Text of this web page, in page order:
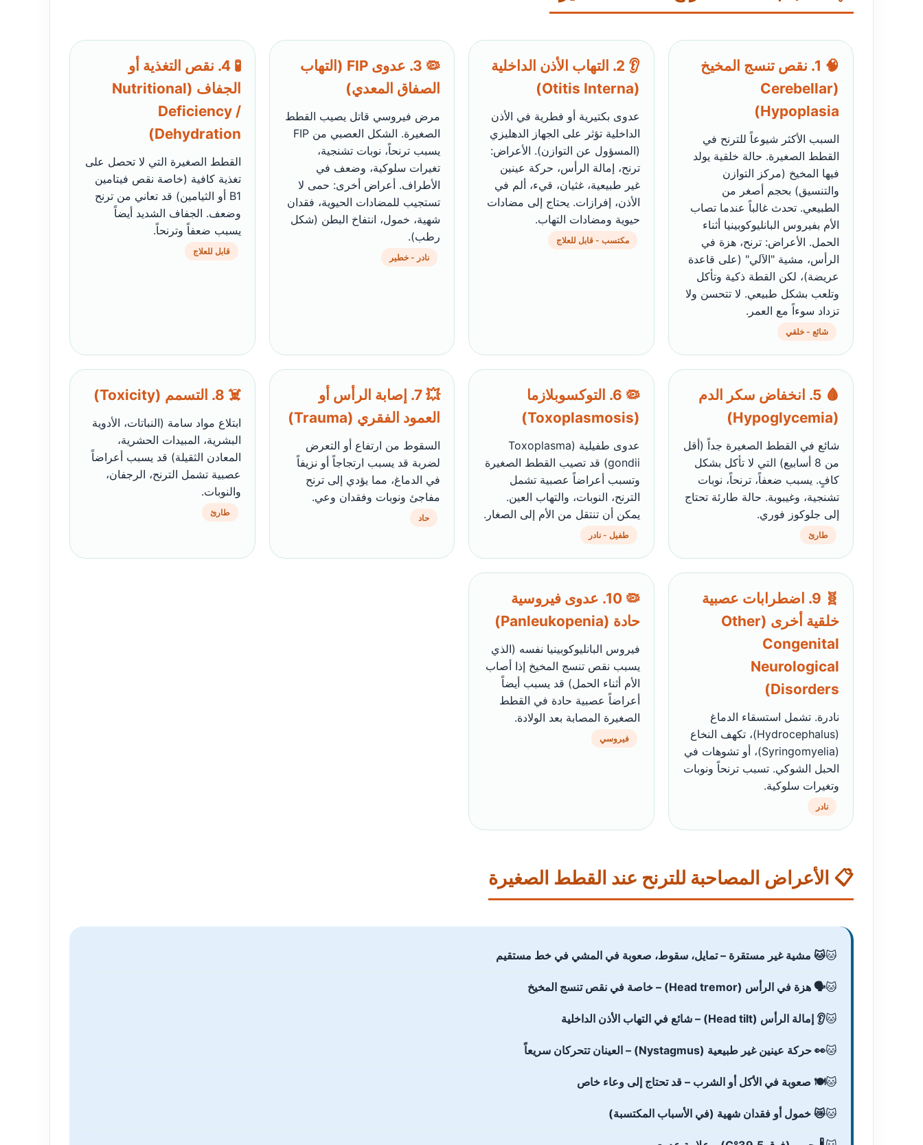
🧠 1. نقص تنسج المخيخ
(Cerebellar
Hypoplasia)
السبب الأكثر شيوعاً للترنح في
القطط الصغيرة. حالة خلقية يولد
فيها المخيخ (مركز التوازن
والتنسيق) بحجم أصغر من
الطبيعي. تحدث غالباً عندما تصاب
الأم بفيروس البانليوكوبينيا أثناء
الحمل. الأعراض: ترنح، هزة في
الرأس، مشية "الآلي" (على قاعدة
عريضة)، لكن القطة ذكية وتأكل
وتلعب بشكل طبيعي. لا تتحسن ولا
تزداد سوءاً مع العمر.
شائع - خلقي
👂 2. التهاب الأذن الداخلية
(Otitis Interna)
عدوى بكتيرية أو فطرية في الأذن
الداخلية تؤثر على الجهاز الدهليزي
(المسؤول عن التوازن). الأعراض:
ترنح، إمالة الرأس، حركة عينين
غير طبيعية، غثيان، قيء، ألم في
الأذن، إفرازات. يحتاج إلى مضادات
حيوية ومضادات التهاب.
مكتسب - قابل للعلاج
🦠 3. عدوى FIP (التهاب
الصفاق المعدي)
مرض فيروسي قاتل يصيب القطط
الصغيرة. الشكل العصبي من FIP
يسبب ترنحاً، نوبات تشنجية،
تغيرات سلوكية، وضعف في
الأطراف. أعراض أخرى: حمى لا
تستجيب للمضادات الحيوية، فقدان
شهية، خمول، انتفاخ البطن (شكل
رطب).
نادر - خطير
🧪 4. نقص التغذية أو
الجفاف (Nutritional
Deficiency /
Dehydration)
القطط الصغيرة التي لا تحصل على
تغذية كافية (خاصة نقص فيتامين
B1 أو الثيامين) قد تعاني من ترنح
وضعف. الجفاف الشديد أيضاً
يسبب ضعفاً وترنحاً.
قابل للعلاج
🩸 5. انخفاض سكر الدم
(Hypoglycemia)
شائع في القطط الصغيرة جداً (أقل
من 8 أسابيع) التي لا تأكل بشكل
كافٍ. يسبب ضعفاً، ترنحاً، نوبات
تشنجية، وغيبوبة. حالة طارئة تحتاج
إلى جلوكوز فوري.
طارئ
🦠 6. التوكسوبلازما
(Toxoplasmosis)
عدوى طفيلية (Toxoplasma
gondii) قد تصيب القطط الصغيرة
وتسبب أعراضاً عصبية تشمل
الترنح، النوبات، والتهاب العين.
يمكن أن تنتقل من الأم إلى الصغار.
طفيل - نادر
💥 7. إصابة الرأس أو
العمود الفقري (Trauma)
السقوط من ارتفاع أو التعرض
لضربة قد يسبب ارتجاجاً أو نزيفاً
في الدماغ، مما يؤدي إلى ترنح
مفاجئ ونوبات وفقدان وعي.
حاد
☠️ 8. التسمم (Toxicity)
ابتلاع مواد سامة (النباتات، الأدوية
البشرية، المبيدات الحشرية،
المعادن الثقيلة) قد يسبب أعراضاً
عصبية تشمل الترنح، الرجفان،
والنوبات.
طارئ
🧬 9. اضطرابات عصبية
خلقية أخرى (Other
Congenital
Neurological
Disorders)
نادرة. تشمل استسقاء الدماغ
(Hydrocephalus)، تكهف النخاع
(Syringomyelia)، أو تشوهات في
الحبل الشوكي. تسبب ترنحاً ونوبات
وتغيرات سلوكية.
نادر
🦠 10. عدوى فيروسية
حادة (Panleukopenia)
فيروس البانليوكوبينيا نفسه (الذي
يسبب نقص تنسج المخيخ إذا أصاب
الأم أثناء الحمل) قد يسبب أيضاً
أعراضاً عصبية حادة في القطط
الصغيرة المصابة بعد الولادة.
فيروسي
📋 الأعراض المصاحبة للترنح عند القطط الصغيرة
🐱 مشية غير مستقرة – تمايل، سقوط، صعوبة في المشي في خط مستقيم
🗣️ هزة في الرأس (Head tremor) – خاصة في نقص تنسج المخيخ
👂 إمالة الرأس (Head tilt) – شائع في التهاب الأذن الداخلية
👀 حركة عينين غير طبيعية (Nystagmus) – العينان تتحركان سريعاً
🍽️ صعوبة في الأكل أو الشرب – قد تحتاج إلى وعاء خاص
😿 خمول أو فقدان شهية (في الأسباب المكتسبة)